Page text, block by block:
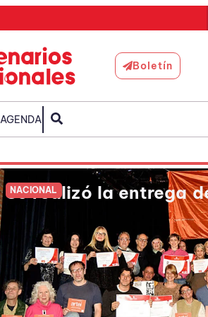
Boletín
AGENDA
NACIONAL
Se realizó la entrega